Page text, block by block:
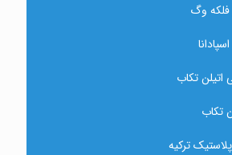
وگ
اتیلن تکاب
تکاب
ترکیه